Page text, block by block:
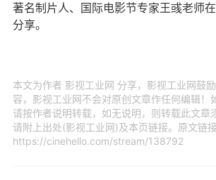
著名制片人、国际电影节专家王彧老师
分享。
本文为作者 影视工业网 分享，影视工业网鼓
容，影视工业网不会对原创文章作任何编辑！
请按作者说明转载，如无说明，则转载此文章
请附上出处(影视工业网)及本页链接。原文链
https://cinehello.com/stream/138792